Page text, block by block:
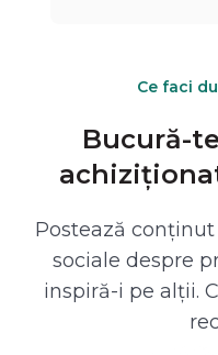
Ce faci
Bucură-
Postează
sociale despre
inspiră-i pe alții.